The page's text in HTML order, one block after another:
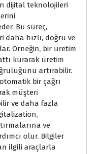
dijital teknolojileri
Bu süreç,
daha hızlı, doğru ve
Örneğin, bir üretim
kurarak üretim
artırabilir.
bir çağrı
müşteri
ve daha fazla
ve
olur. Bilgiler
ilgili araçlarla